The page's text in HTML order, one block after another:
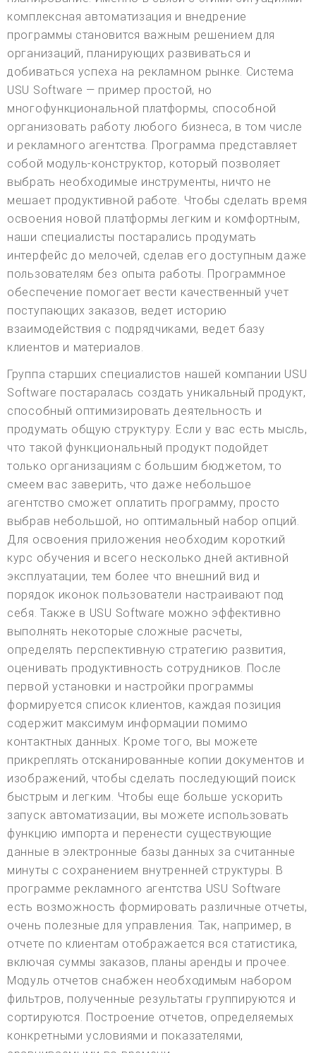
комплексная автоматизация и внедрение
программы становится важным решением для
организаций, планирующих развиваться и
добиваться успеха на рекламном рынке. Система
USU Software — пример простой, но
многофункциональной платформы, способной
организовать работу любого бизнеса, в том числе
и рекламного агентства. Программа представляет
собой модуль-конструктор, который позволяет
выбрать необходимые инструменты, ничто не
мешает продуктивной работе. Чтобы сделать время
освоения новой платформы легким и комфортным,
наши специалисты постарались продумать
интерфейс до мелочей, сделав его доступным даже
пользователям без опыта работы. Программное
обеспечение помогает вести качественный учет
поступающих заказов, ведет историю
взаимодействия с подрядчиками, ведет базу
клиентов и материалов.
Группа старших специалистов нашей компании USU
Software постаралась создать уникальный продукт,
способный оптимизировать деятельность и
продумать общую структуру. Если у вас есть мысль,
что такой функциональный продукт подойдет
только организациям с большим бюджетом, то
смеем вас заверить, что даже небольшое
агентство сможет оплатить программу, просто
выбрав небольшой, но оптимальный набор опций.
Для освоения приложения необходим короткий
курс обучения и всего несколько дней активной
эксплуатации, тем более что внешний вид и
порядок иконок пользователи настраивают под
себя. Также в USU Software можно эффективно
выполнять некоторые сложные расчеты,
определять перспективную стратегию развития,
оценивать продуктивность сотрудников. После
первой установки и настройки программы
формируется список клиентов, каждая позиция
содержит максимум информации помимо
контактных данных. Кроме того, вы можете
прикреплять отсканированные копии документов и
изображений, чтобы сделать последующий поиск
быстрым и легким. Чтобы еще больше ускорить
запуск автоматизации, вы можете использовать
функцию импорта и перенести существующие
данные в электронные базы данных за считанные
минуты с сохранением внутренней структуры. В
программе рекламного агентства USU Software
есть возможность формировать различные отчеты,
очень полезные для управления. Так, например, в
отчете по клиентам отображается вся статистика,
включая суммы заказов, планы аренды и прочее.
Модуль отчетов снабжен необходимым набором
фильтров, полученные результаты группируются и
сортируются. Построение отчетов, определяемых
конкретными условиями и показателями,